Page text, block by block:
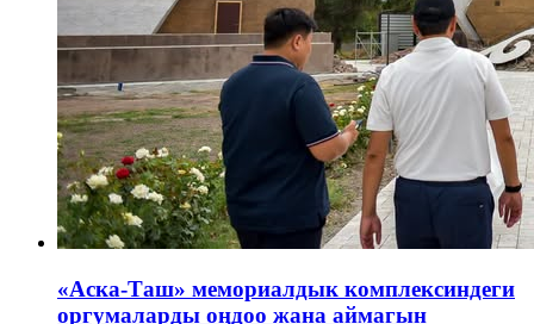
«Аска-Таш» мемориалдык комплексиндеги
оргумаларды оңдоо жана аймагын